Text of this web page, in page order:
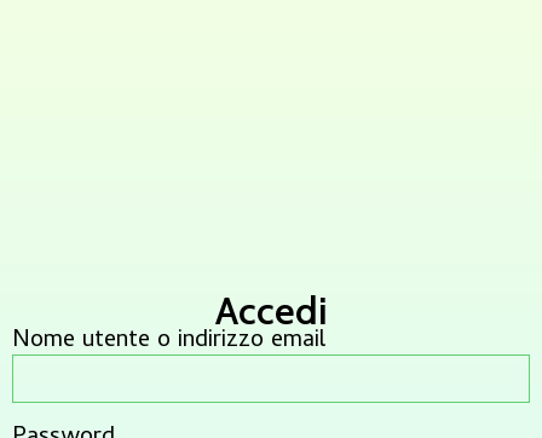
Accedi
Nome utente o indirizzo email